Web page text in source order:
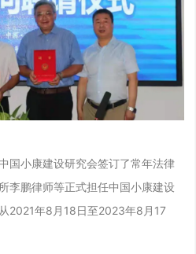
国小康建设研究会签订了常年法律
李鹏律师等正式担任中国小康建设
2021年8月18日至2023年8月17